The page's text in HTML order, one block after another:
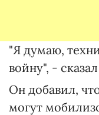
"Я думаю,
войну", -
Он добавил,
могут